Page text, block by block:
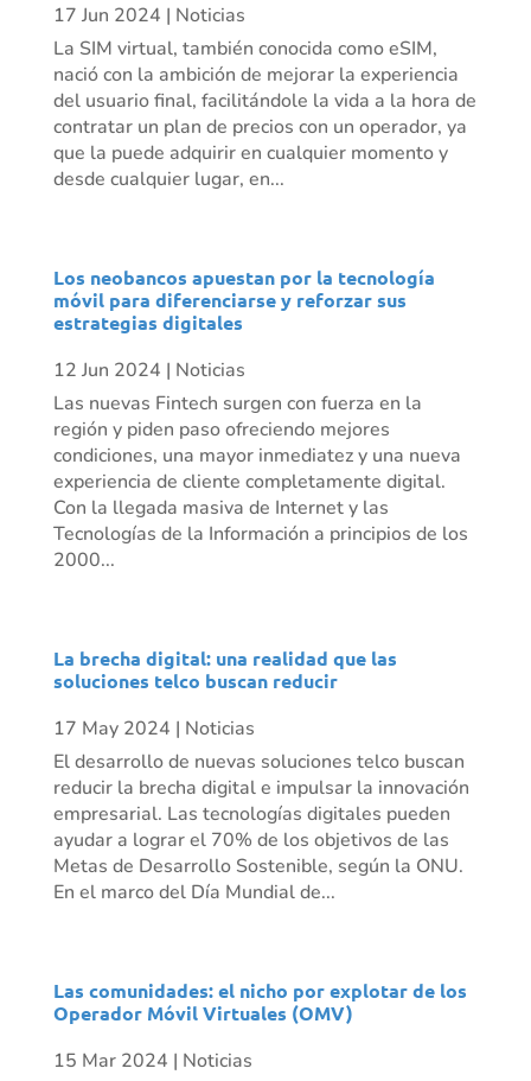
17 Jun 2024 | Noticias
La SIM virtual, también conocida como eSIM,
nació con la ambición de mejorar la experiencia
del usuario final, facilitándole la vida a la hora de
contratar un plan de precios con un operador, ya
que la puede adquirir en cualquier momento y
desde cualquier lugar, en...
Los neobancos apuestan por la tecnología
móvil para diferenciarse y reforzar sus
estrategias digitales
12 Jun 2024 | Noticias
Las nuevas Fintech surgen con fuerza en la
región y piden paso ofreciendo mejores
condiciones, una mayor inmediatez y una nueva
experiencia de cliente completamente digital.
Con la llegada masiva de Internet y las
Tecnologías de la Información a principios de los
2000...
La brecha digital: una realidad que las
soluciones telco buscan reducir
17 May 2024 | Noticias
El desarrollo de nuevas soluciones telco buscan
reducir la brecha digital e impulsar la innovación
empresarial. Las tecnologías digitales pueden
ayudar a lograr el 70% de los objetivos de las
Metas de Desarrollo Sostenible, según la ONU.
En el marco del Día Mundial de...
Las comunidades: el nicho por explotar de los
Operador Móvil Virtuales (OMV)
15 Mar 2024 | Noticias